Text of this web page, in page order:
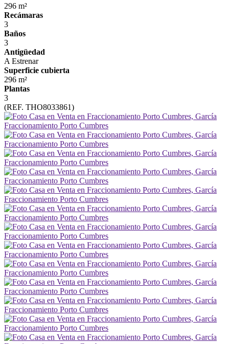
296 m²
Recámaras
3
Baños
3
Antigüedad
A Estrenar
Superficie cubierta
296 m²
Plantas
3
(REF. THO8033861)